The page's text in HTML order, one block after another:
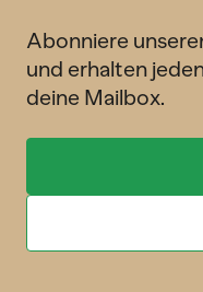
Abonniere
und erhalten
deine Mailbox.